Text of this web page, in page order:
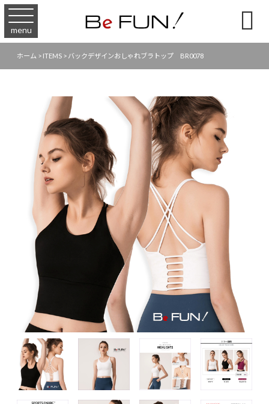
menu 
ホーム > ITEMS > バックデザインおしゃれブラトップ BR0078